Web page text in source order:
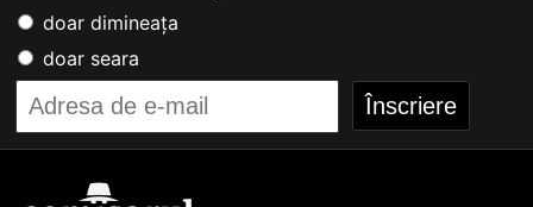
doar dimineața
doar seara